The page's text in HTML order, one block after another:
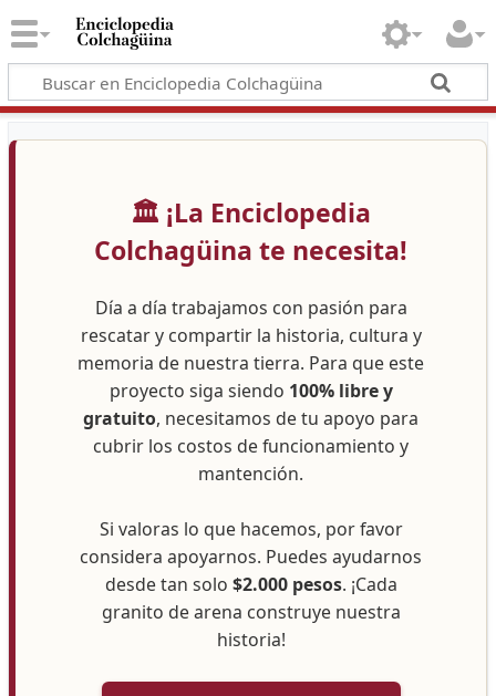
🏛️ ¡La Enciclopedia
Colchagüina te necesita!
Día a día trabajamos con pasión para
rescatar y compartir la historia, cultura y
memoria de nuestra tierra. Para que este
proyecto siga siendo 100% libre y
gratuito, necesitamos de tu apoyo para
cubrir los costos de funcionamiento y
mantención.
Si valoras lo que hacemos, por favor
considera apoyarnos. Puedes ayudarnos
desde tan solo $2.000 pesos. ¡Cada
granito de arena construye nuestra
historia!